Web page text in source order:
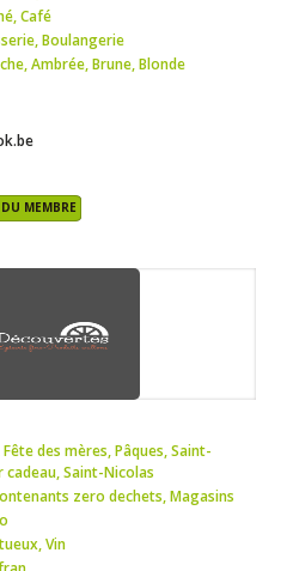
,Café
,Boulangerie
,Ambrée,Brune,Blonde
MEMBRE
Fête des mères,Pâques,Saint-
cadeau,Saint-Nicolas
zero dechets,Magasins
,Vin